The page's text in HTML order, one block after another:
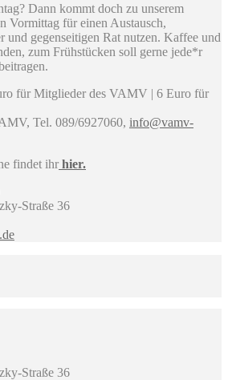
Dann kommt doch zu unserem
Vormittag für einen Austausch,
und gegenseitigen Rat nutzen. Kaffee und
zum Frühstücken soll gerne jede*r
für Mitglieder des VAMV | 6 Euro für
Tel. 089/6927060, info@vamv-
findet ihr hier.
Straße 36
Straße 36